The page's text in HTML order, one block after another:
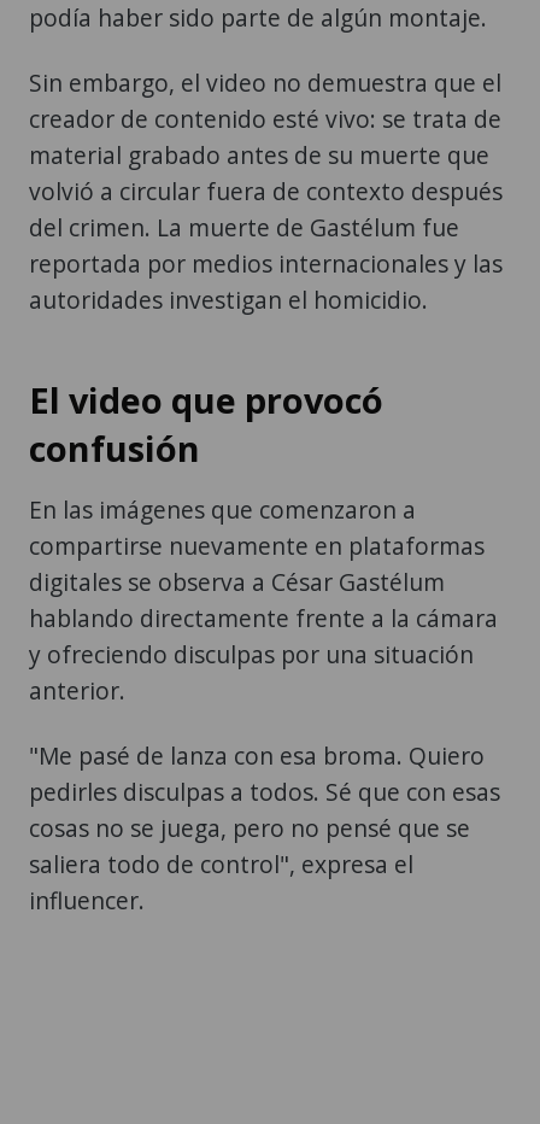
podía haber sido parte de algún montaje.
Sin embargo, el video no demuestra que el
creador de contenido esté vivo: se trata de
material grabado antes de su muerte que
volvió a circular fuera de contexto después
del crimen. La muerte de Gastélum fue
reportada por medios internacionales y las
autoridades investigan el homicidio.
El video que provocó
confusión
En las imágenes que comenzaron a
compartirse nuevamente en plataformas
digitales se observa a César Gastélum
hablando directamente frente a la cámara
y ofreciendo disculpas por una situación
anterior.
"Me pasé de lanza con esa broma. Quiero
pedirles disculpas a todos. Sé que con esas
cosas no se juega, pero no pensé que se
saliera todo de control", expresa el
influencer.